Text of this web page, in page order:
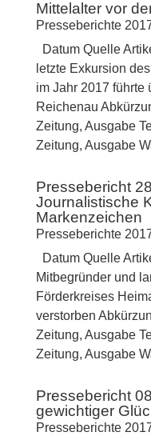
Mittelalter vor
Presseberichte
Datum Quelle
letzte Exkursion
im Jahr 2017 führte
Reichenau
Zeitung, Ausgabe
Zeitung, Ausgabe
Pressebericht
Journalistische
Markenzeichen
Presseberichte
Datum Quelle
Mitbegründer und
Förderkreises
verstorben
Zeitung, Ausgabe
Zeitung, Ausgabe
Pressebericht
gewichtiger
Presseberichte